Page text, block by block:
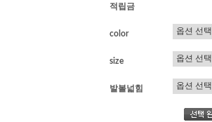
적립금
color
size
발볼넓힘